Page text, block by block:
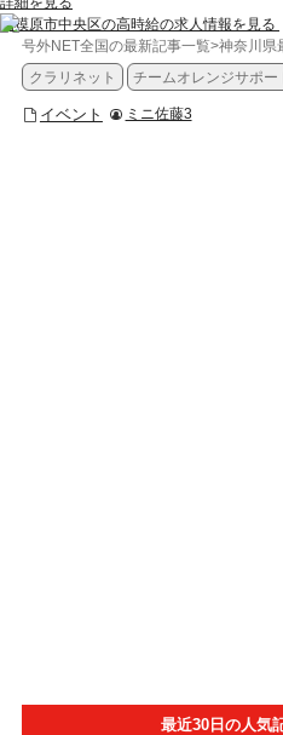
相模原市中央区の高時給の求人情報を見る
号外NET全国の最新記事一覧>神奈川県
クラリネット
チームオレンジサポー
イベント ミニ佐藤3
最近30日の人気